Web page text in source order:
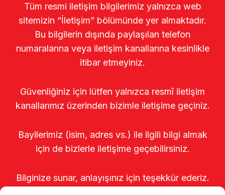
Tüm resmi iletişim bilgilerimiz yalnızca web
sitemizin “İletişim” bölümünde yer almaktadır.
Bu bilgilerin dışında paylaşılan telefon
numaralarına veya iletişim kanallarına kesinlikle
itibar etmeyiniz.
Güvenliğiniz için lütfen yalnızca resmî iletişim
kanallarımız üzerinden bizimle iletişime geçiniz.
Bayilerimiz (isim, adres vs.) ile ilgili bilgi almak
için de bizlerle iletişime geçebilirsiniz.
Bilginize sunar, anlayışınız için teşekkür ederiz.